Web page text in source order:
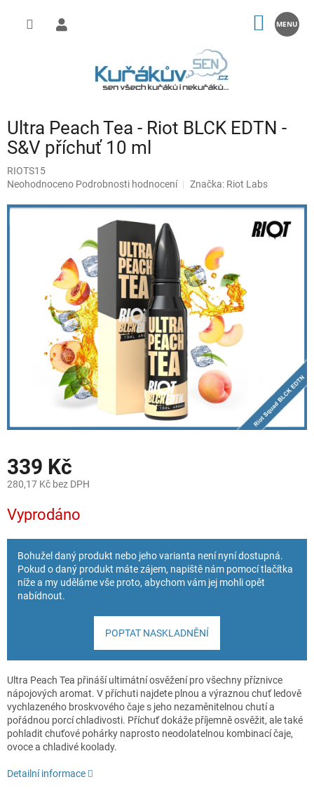
KOŠÍK
Ultra Peach Tea - Riot BLCK EDTN -
S&V příchuť 10 ml
RIOTS15
Průměrné
produktu
je
Neohodnoceno Podrobnosti hodnocení Značka: Riot Labs
339 Kč
280,17 Kč bez DPH
cena:
Vyprodáno
Bohužel daný produkt nebo jeho varianta není nyní dostupná.
Pokud o daný produkt máte zájem, napiště nám pomocí tlačítka
níže a my uděláme vše proto, abychom vám jej mohli opět
nabídnout.
POPTAT NASKLADNĚNÍ
Ultra Peach Tea přináší ultimátní osvěžení pro všechny příznivce
nápojových aromat. V příchuti najdete plnou a výraznou chuť ledově
vychlazeného broskvového čaje s jeho nezaměnitelnou chutí a
pořádnou porcí chladivosti. Příchuť dokáže příjemně osvěžit, ale také
pohladit chuťové pohárky naprosto neodolatelnou kombinací čaje,
ovoce a chladivé koolady.
Detailní informace